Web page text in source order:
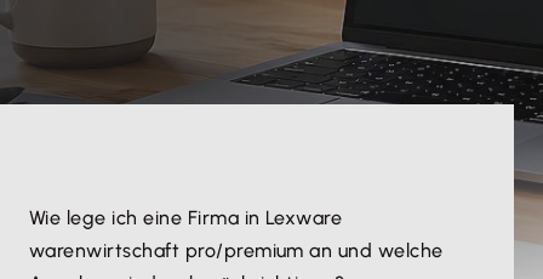
Wie lege ich eine Firma in Lexware
warenwirtschaft pro/premium an und welche